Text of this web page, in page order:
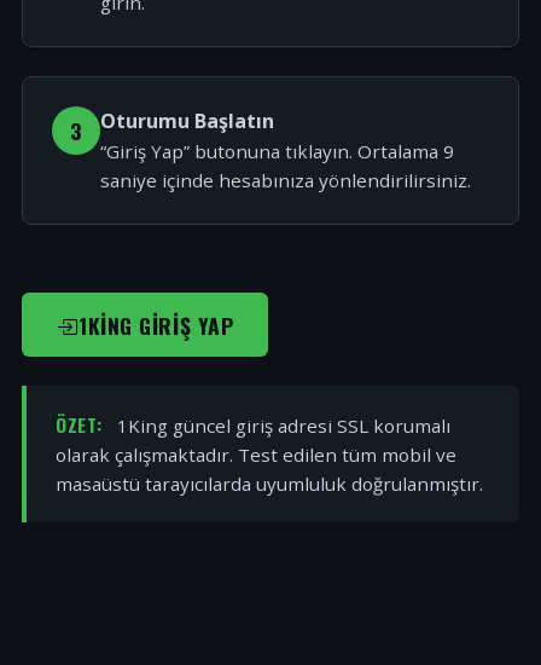
3 Oturumu Başlatın
“Giriş Yap” butonuna tıklayın. Ortalama 9
saniye içinde hesabınıza yönlendirilirsiniz.
1KING GIRIŞ YAP
ÖZET:
1King güncel giriş adresi SSL korumalı
olarak çalışmaktadır. Test edilen tüm mobil ve
masaüstü tarayıcılarda uyumluluk doğrulanmıştır.